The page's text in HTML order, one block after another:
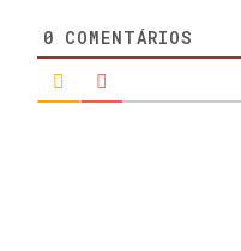
0 COMENTÁRIOS